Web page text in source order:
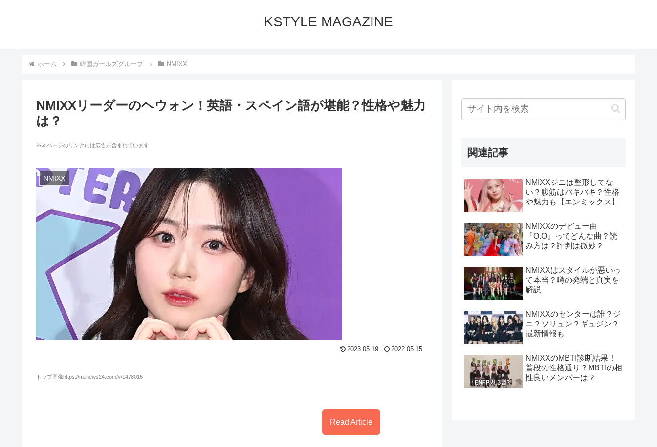
KSTYLE MAGAZINE
ホーム 韓国ガールズグループ NMIXX
NMIXXリーダーのヘウォン！英語・スペイン語が堪能？性格や魅力
は？
※本ページのリンクには広告が含まれています
NMIXX
2023.05.19 2022.05.15
トップ画像https://m.inews24.com/v/1478016
Read Article
関連記事
NMIXXジニは整形してな
い？腹筋はバキバキ？性格
や魅力も【エンミックス】
NMIXXのデビュー曲
『O.O』ってどんな曲？読
み方は？評判は微妙？
NMIXXはスタイルが悪いっ
て本当？噂の発端と真実を
解説
NMIXXのセンターは誰？ジ
ニ？ソリュン？ギュジン？
最新情報も
NMIXXのMBTI診断結果！
普段の性格通り？MBTIの相
性良いメンバーは？